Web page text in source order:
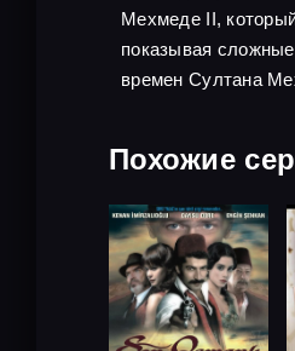
Мехмеде II,
показывая
времен Султана
Похожие